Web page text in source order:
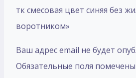
тк смесовая цвет синяя без
воротником»
Ваш адрес email не будет
Обязательные поля помечены